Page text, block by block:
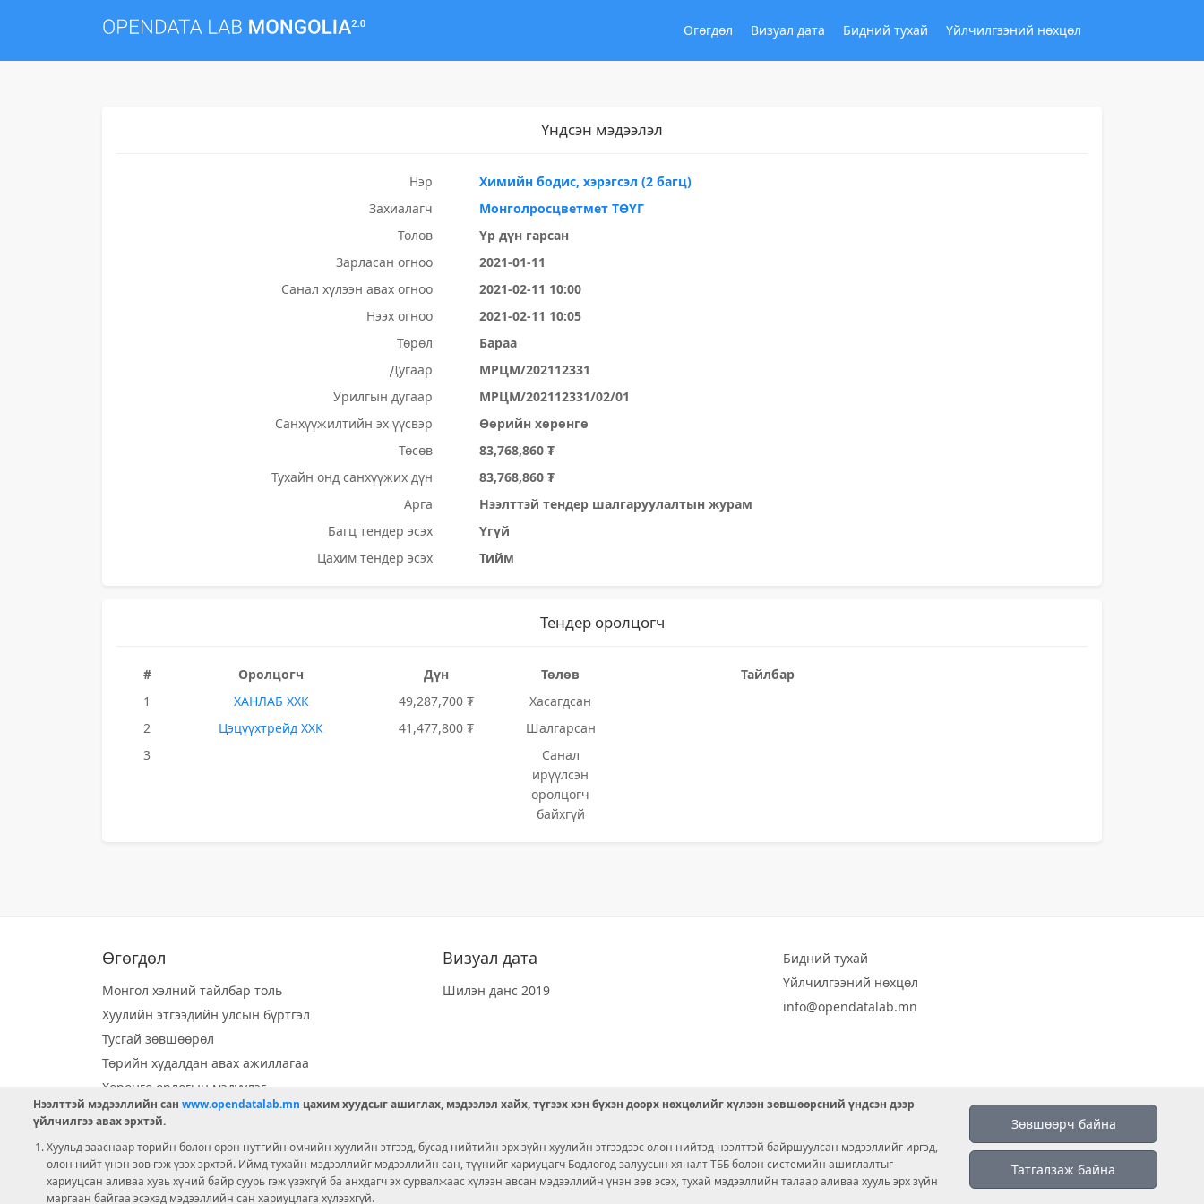
Өгөгдөл Визуал дата Бидний тухай Үйлчилгээний нөхцөл
Үндсэн мэдээлэл
Нэр
Химийн бодис, хэрэгсэл (2 багц)
Захиалагч
Монголросцветмет ТӨҮГ
Төлөв
Үр дүн гарсан
Зарласан огноо
2021-01-11
Санал хүлээн авах огноо
2021-02-11 10:00
Нээх огноо
2021-02-11 10:05
Төрөл
Бараа
Дугаар
МРЦМ/202112331
Урилгын дугаар
МРЦМ/202112331/02/01
Санхүүжилтийн эх үүсвэр
Өөрийн хөрөнгө
Төсөв
83,768,860 ₮
Тухайн онд санхүүжих дүн
83,768,860 ₮
Арга
Нээлттэй тендер шалгаруулалтын журам
Багц тендер эсэх
Үгүй
Цахим тендер эсэх
Тийм
Тендер оролцогч
# Оролцогч Дүн Төлөв
Тайлбар
1
ХАНЛАБ ХХК 49,287,700 ₮
Хасагдсан
2
Цэцүүхтрейд ХХК 41,477,800 ₮
Шалгарсан
3
Санал
ирүүлсэн
оролцогч
байхгүй
Өгөгдөл
Монгол хэлний тайлбар толь
Хуулийн этгээдийн улсын бүртгэл
Тусгай зөвшөөрөл
Төрийн худалдан авах ажиллагаа
Хөрөнгө орлогын мэдүүлэг
Орон нутгийн хөгжлийн сан
Ээлжит сонгууль
Ашигт малтмал тусгай зөвшөөрөл
Визуал дата
Шилэн данс 2019
Бидний тухай
Үйлчилгээний нөхцөл
info@opendatalab.mn
Зөвшөөрч байна
Татгалзаж байна
Нээлттэй мэдээллийн сан www.opendatalab.mn цахим хуудсыг ашиглах, мэдээлэл хайх, түгээх хэн бүхэн доорх нөхцөлийг хүлээн зөвшөөрсний үндсэн дээр
үйлчилгээ авах эрхтэй.
Хуульд зааснаар төрийн болон орон нутгийн өмчийн хуулийн этгээд, бусад нийтийн эрх зүйн хуулийн этгээдээс олон нийтэд нээлттэй байршуулсан мэдээллийг иргэд,
олон нийт үнэн зөв гэж үзэх эрхтэй. Иймд тухайн мэдээллийг мэдээллийн сан, түүнийг хариуцагч Бодлогод залуусын хяналт ТББ болон системийн ашиглалтыг
хариуцсан аливаа хувь хүний байр суурь гэж үзэхгүй ба анхдагч эх сурвалжаас хүлээн авсан мэдээллийн үнэн зөв эсэх, тухай мэдээллийн талаар аливаа хууль эрх зүйн
маргаан байгаа эсэхэд мэдээллийн сан хариуцлага хүлээхгүй.